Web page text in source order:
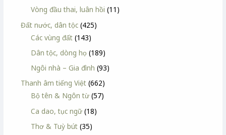
Vòng đầu thai, luân hồi (11)
Đất nước, dân tộc (425)
Các vùng đất (143)
Dân tộc, dòng họ (189)
Ngôi nhà – Gia đình (93)
Thanh âm tiếng Việt (662)
Bộ tên & Ngôn từ (57)
Ca dao, tục ngữ (18)
Thơ & Tuỳ bút (35)